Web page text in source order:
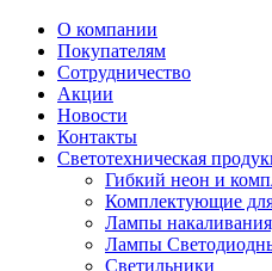
О компании
Покупателям
Сотрудничество
Акции
Новости
Контакты
Светотехническая
Гибкий неон и
Комплектующие
Лампы
Лампы
Светильники